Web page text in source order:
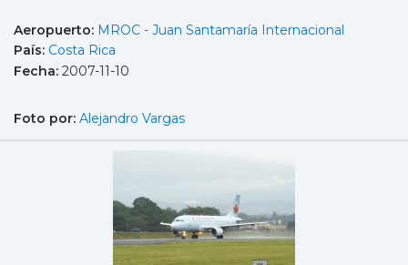
Aeropuerto: MROC - Juan Santamaría Internacional
País: Costa Rica
Fecha: 2007-11-10
Foto por: Alejandro Vargas